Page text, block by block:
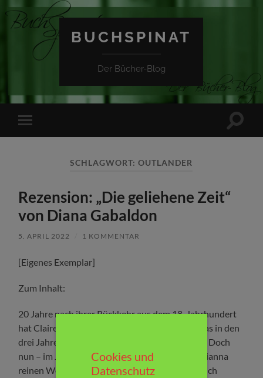
BUCHSPINAT
Der Bücher-Blog
Mobile-
Menü
SCHLAGWORT:OUTLANDER
Rezension: „Die geliehene Zeit“
von Diana Gabaldon
5. APRIL 2022 1 KOMMENTAR
[Eigenes Exemplar]
Zum Inhalt:
20 Jahre nach ihrer Rückkehr aus dem 18. Jahrhundert
hat Claire geschwiegen. Niemandem erzählt, was in den
drei Jahren ihres Verschwindens geschehen ist. Doch
nun – im Jahr 1968 schenkt sie ihrer Tochter Brianna
reinen Wein ein und erzählt ihr, woher sie wirklich
Cookies und
Datenschutz